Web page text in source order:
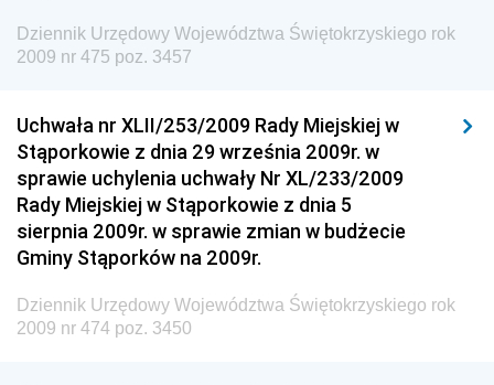
Dziennik Urzędowy Komendy Głównej Straży
Granicznej
Drogowego
Dziennik Urzędowy Narodowego Banku Polskiego
Dziennik Urzędowy Komendy Głównej Policji
Dziennik Urzędowy Ministra Pracy i Polityki
Społecznej
Dziennik Urzędowy Ministra Transportu, Budownictwa
i Gospodarki Morskiej
Dziennik Urzędowy Województwa Świętokrzyskiego rok
2009 nr 475 poz. 3457
Uchwała nr XLII/253/2009 Rady Miejskiej w
Stąporkowie z dnia 29 września 2009r. w
sprawie uchylenia uchwały Nr XL/233/2009
Rady Miejskiej w Stąporkowie z dnia 5
sierpnia 2009r. w sprawie zmian w budżecie
Gminy Stąporków na 2009r.
Dziennik Urzędowy Województwa Świętokrzyskiego rok
2009 nr 474 poz. 3450